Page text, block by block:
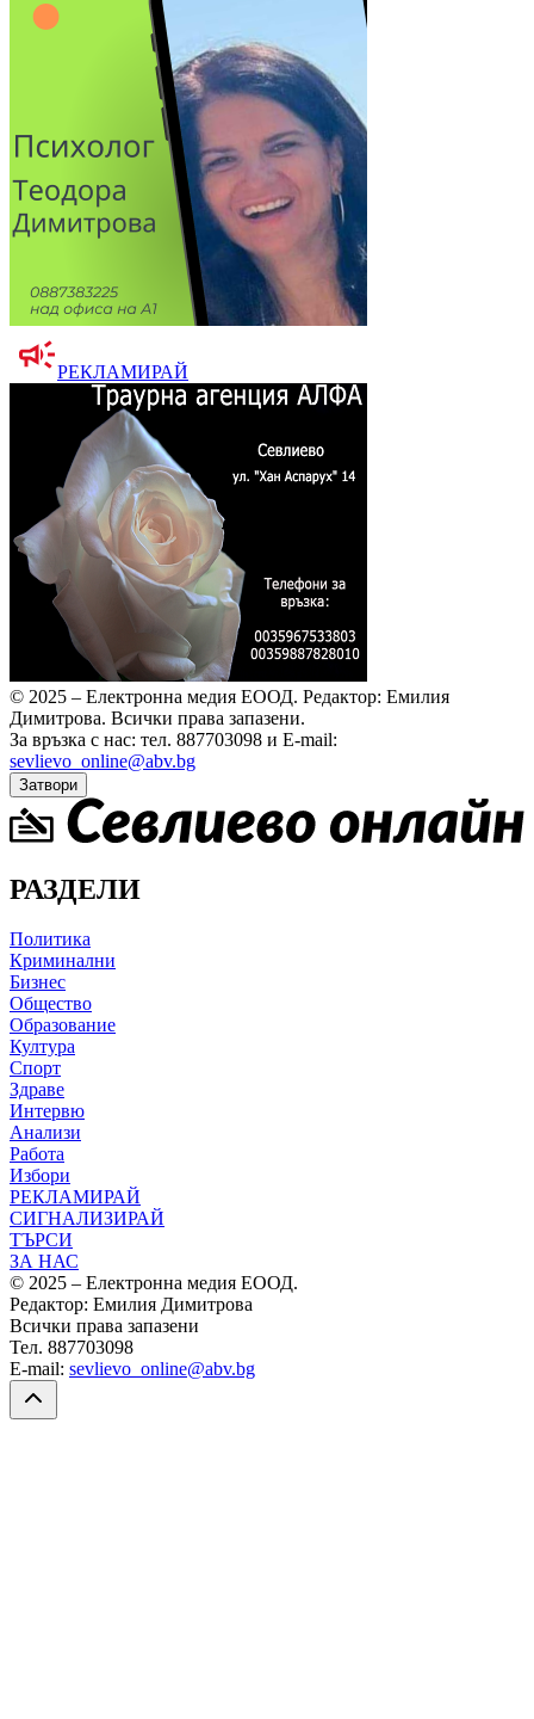
РЕКЛАМИРАЙ
© 2025 – Електронна медия ЕООД. Редактор: Емилия
Димитрова. Всички права запазени.
За връзка с нас: тел. 887703098 и E-mail:
sevlievo_online@abv.bg
Затвори
РАЗДЕЛИ
Политика
Криминални
Бизнес
Общество
Образование
Култура
Спорт
Здраве
Интервю
Анализи
Работа
Избори
РЕКЛАМИРАЙ
СИГНАЛИЗИРАЙ
ТЪРСИ
ЗА НАС
© 2025 – Електронна медия ЕООД.
Редактор: Емилия Димитрова
Всички права запазени
Тел. 887703098
E-mail: sevlievo_online@abv.bg